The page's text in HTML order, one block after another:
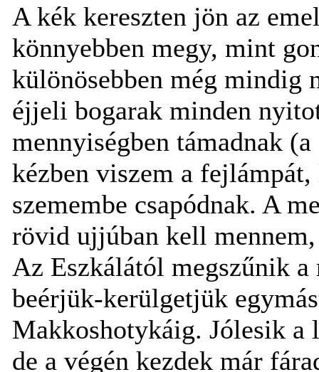
A kék kereszten jön az
könnyebben megy, mint
különösebben még mindig
éjjeli bogarak minden
mennyiségben támadnak
kézben viszem a fejlámpát,
szemembe csapódnak. A
rövid ujjúban kell
Az Eszkálától megszűnik a
beérjük-kerülgetjük
Makkoshotykáig. Jólesik a
de a végén kezdek már